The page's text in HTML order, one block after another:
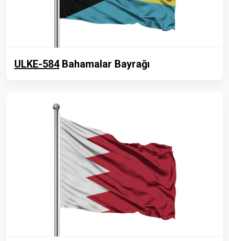
ULKE-584Bahamalar Bayrağı